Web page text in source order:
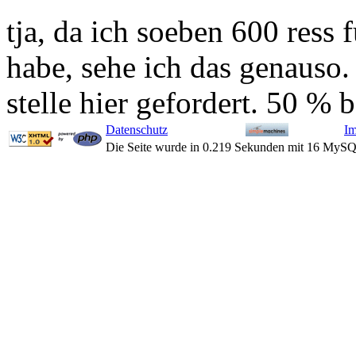
tja, da ich soeben 600 ress
habe, sehe ich das
stelle hier gefordert. 50 %
Datenschutz
Die Seite wurde in 0.219 Sekunden mit 16